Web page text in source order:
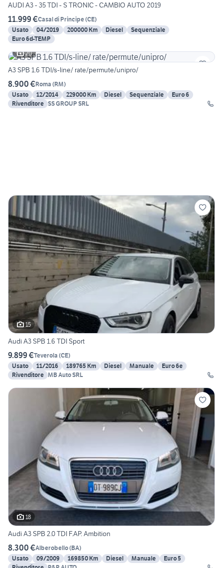
AUDI A3 - 35 TDI - S TRONIC - CAMBIO AUTO 2019
11.999 €Casal di Principe(CE)
Usato
04/2019 200000 Km Diesel
Sequenziale
Euro 6d-TEMP
20
A3 SPB 1.6 TDI/s-line/ rate/permute/unipro/
8.900 €Roma (RM)
Usato
12/2014 229000 Km Diesel Sequenziale
Euro 6
Rivenditore SS GROUP SRL
15
Audi A3 SPB 1.6 TDI Sport
9.899 €Teverola (CE)
Usato
11/2016 189765 Km Diesel Manuale
Euro 6e
Rivenditore MB Auto SRL
18
Audi A3 SPB 2.0 TDI F.AP. Ambition
8.300 €Alberobello(BA)
Usato
09/2009 169850 Km Diesel Manuale
Euro 5